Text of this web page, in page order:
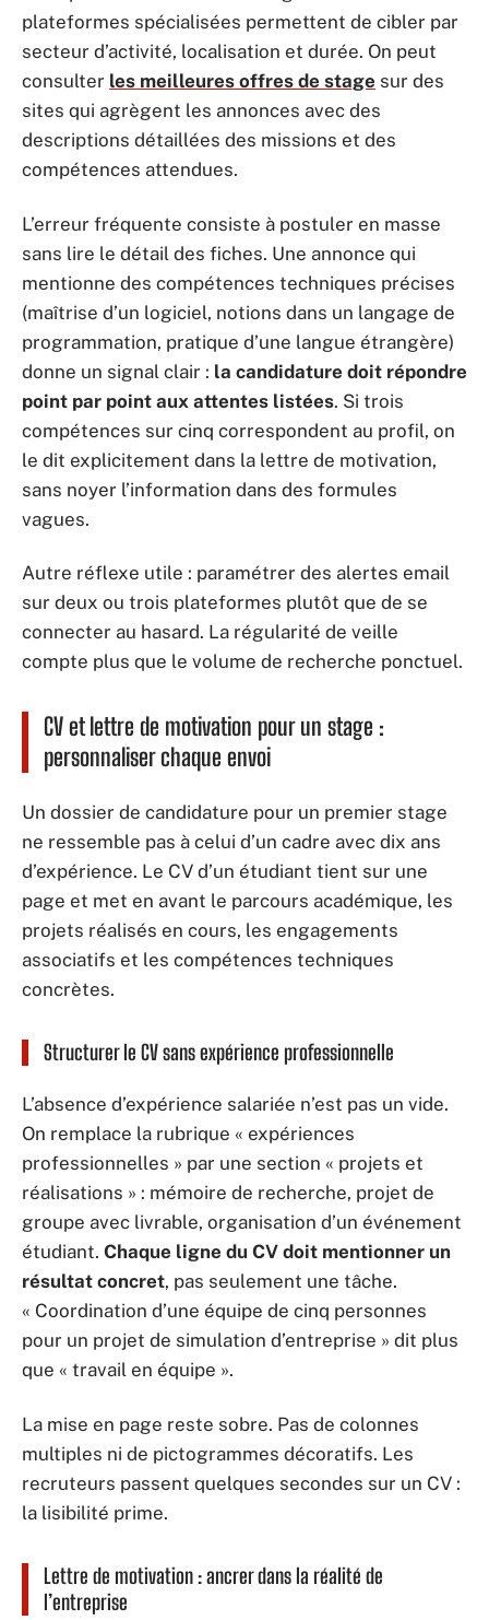
plateformes spécialisées permettent de cibler par
secteur d’activité, localisation et durée. On peut
consulter les meilleures offres de stage sur des
sites qui agrègent les annonces avec des
descriptions détaillées des missions et des
compétences attendues.
L’erreur fréquente consiste à postuler en masse
sans lire le détail des fiches. Une annonce qui
mentionne des compétences techniques précises
(maîtrise d’un logiciel, notions dans un langage de
programmation, pratique d’une langue étrangère)
donne un signal clair : la candidature doit répondre
point par point aux attentes listées. Si trois
compétences sur cinq correspondent au profil, on
le dit explicitement dans la lettre de motivation,
sans noyer l’information dans des formules
vagues.
Autre réflexe utile : paramétrer des alertes email
sur deux ou trois plateformes plutôt que de se
connecter au hasard. La régularité de veille
compte plus que le volume de recherche ponctuel.
CV et lettre de motivation pour un stage :
personnaliser chaque envoi
Un dossier de candidature pour un premier stage
ne ressemble pas à celui d’un cadre avec dix ans
d’expérience. Le CV d’un étudiant tient sur une
page et met en avant le parcours académique, les
projets réalisés en cours, les engagements
associatifs et les compétences techniques
concrètes.
Structurer le CV sans expérience professionnelle
L’absence d’expérience salariée n’est pas un vide.
On remplace la rubrique « expériences
professionnelles » par une section « projets et
réalisations » : mémoire de recherche, projet de
groupe avec livrable, organisation d’un événement
étudiant. Chaque ligne du CV doit mentionner un
résultat concret, pas seulement une tâche.
« Coordination d’une équipe de cinq personnes
pour un projet de simulation d’entreprise » dit plus
que « travail en équipe ».
La mise en page reste sobre. Pas de colonnes
multiples ni de pictogrammes décoratifs. Les
recruteurs passent quelques secondes sur un CV :
la lisibilité prime.
Lettre de motivation : ancrer dans la réalité de
l’entreprise